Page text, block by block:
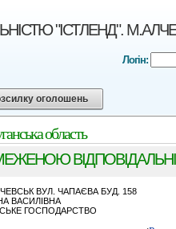
"ІСТЛЕНД".
Логін:
оголошень
область
ВУЛ. ЧАПАЄВА БУД. 158
ВАСИЛІВНА
ГОСПОДАРСТВО